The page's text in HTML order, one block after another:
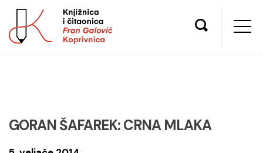
GORAN ŠAFAREK: CRNA MLAKA